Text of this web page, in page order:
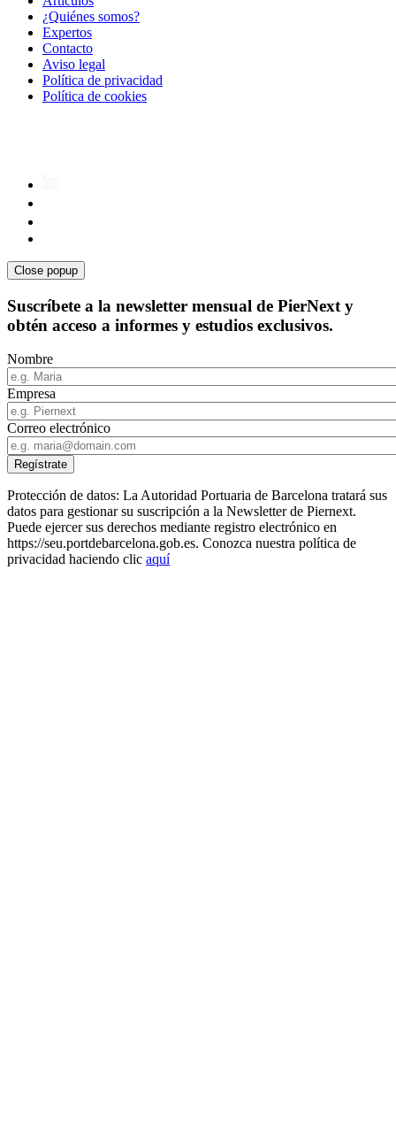
¿Quiénes somos?
Expertos
Contacto
Aviso legal
Política de privacidad
Política de cookies
Close popup
Suscríbete a la newsletter mensual de PierNext y
obtén acceso a informes y estudios exclusivos.
Nombre
Empresa
Correo electrónico
Protección de datos: La Autoridad Portuaria de Barcelona tratará sus
datos para gestionar su suscripción a la Newsletter de Piernext.
Puede ejercer sus derechos mediante registro electrónico en
https://seu.portdebarcelona.gob.es. Conozca nuestra política de
privacidad haciendo clic aquí